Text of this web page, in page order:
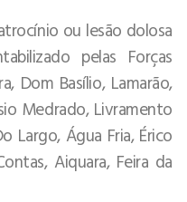
ou lesão dolosa
pelas Forças
Dom Basílio, Lamarão,
Medrado, Livramento
Largo, Água Fria, Érico
Aiquara, Feira da